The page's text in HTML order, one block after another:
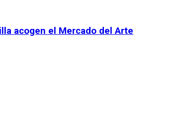
acogen el Mercado del Arte